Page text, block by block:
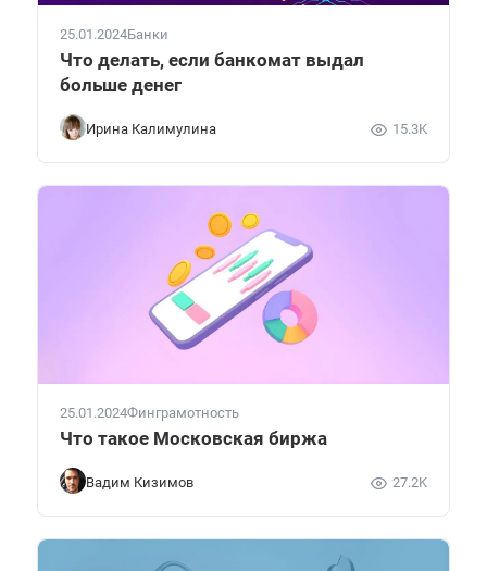
25.01.2024Банки
Что делать, если банкомат выдал
больше денег
Ирина Калимулина 15.3K
25.01.2024Финграмотность
Что такое Московская биржа
Вадим Кизимов 27.2K